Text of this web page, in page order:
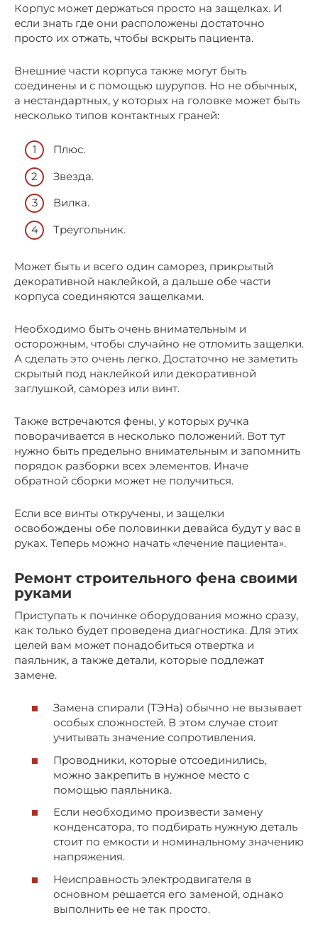
Корпус может держаться просто на защелках. И
если знать где они расположены достаточно
просто их отжать, чтобы вскрыть пациента.
Внешние части корпуса также могут быть
соединены и с помощью шурупов. Но не обычных,
а нестандартных, у которых на головке может быть
несколько типов контактных граней:
Плюс.
Звезда.
Вилка.
Треугольник.
Может быть и всего один саморез, прикрытый
декоративной наклейкой, а дальше обе части
корпуса соединяются защелками.
Необходимо быть очень внимательным и
осторожным, чтобы случайно не отломить защелки.
А сделать это очень легко. Достаточно не заметить
скрытый под наклейкой или декоративной
заглушкой, саморез или винт.
Также встречаются фены, у которых ручка
поворачивается в несколько положений. Вот тут
нужно быть предельно внимательным и запомнить
порядок разборки всех элементов. Иначе
обратной сборки может не получиться.
Если все винты откручены, и защелки
освобождены обе половинки девайса будут у вас в
руках. Теперь можно начать «лечение пациента».
Ремонт строительного фена своими
руками
Приступать к починке оборудования можно сразу,
как только будет проведена диагностика. Для этих
целей вам может понадобиться отвертка и
паяльник, а также детали, которые подлежат
замене.
Замена спирали (ТЭНа) обычно не вызывает
особых сложностей. В этом случае стоит
учитывать значение сопротивления.
Проводники, которые отсоединились,
можно закрепить в нужное место с
помощью паяльника.
Если необходимо произвести замену
конденсатора, то подбирать нужную деталь
стоит по емкости и номинальному значению
напряжения.
Неисправность электродвигателя в
основном решается его заменой, однако
выполнить ее не так просто.